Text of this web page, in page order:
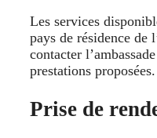
Les services
pays de résidence de
contacter
prestations proposées.
Prise de